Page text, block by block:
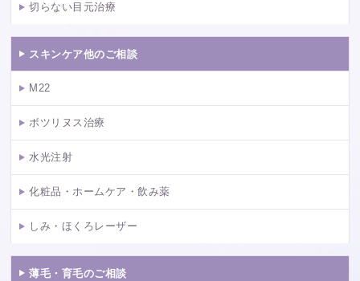
切らない目元治療
スキンケア他のご相談
M22
ボツリヌス治療
水光注射
化粧品・ホームケア・飲み薬
しみ・ほくろレーザー
薄毛・育毛のご相談